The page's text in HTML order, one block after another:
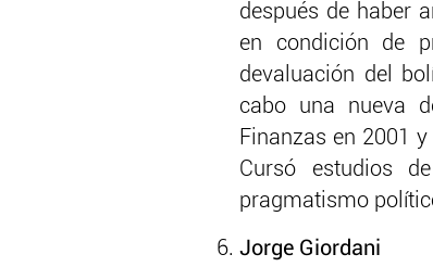
después de haber
en condición de
devaluación del
cabo una nueva
Finanzas en 2001
Cursó estudios
pragmatismo
Jorge Giordani